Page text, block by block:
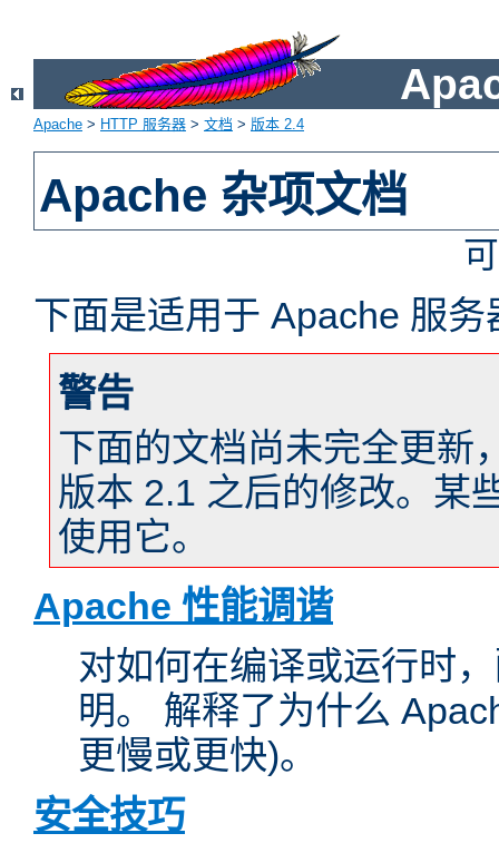
Apache > HTTP 服务器 > 文档 > 版本 2.4
Apache 杂项文档
下面是适用于 Apache 服
警告
下面的文档尚未完全更新
版本 2.1 之后的修改。某
使用它。
Apache 性能调谐
对如何在编译或运行时
明。 解释了为什么
更慢或更快)。
安全技巧